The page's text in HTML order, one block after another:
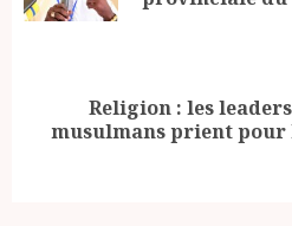
Next
Religion : les
musulmans prient pour